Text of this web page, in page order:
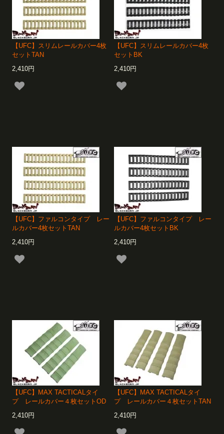
【UFC】スリムレールカバー4枚
セットTAN
2,410円
【UFC】スリムレールカバー4枚
セットBK
2,410円
【UFC】ファルコンタイプ レー
ルカバー4枚セットTAN
2,410円
【UFC】ファルコンタイプ レー
ルカバー4枚セットBK
2,410円
【UFC】MAX TACTICALタイ
プ レールカバー４枚セットOD
2,410円
【UFC】MAX TACTICALタイ
プ レールカバー４枚セットTAN
2,410円